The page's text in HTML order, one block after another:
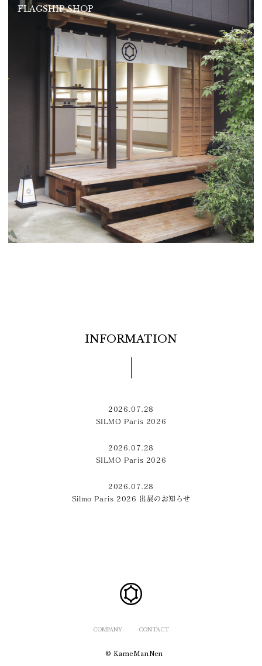
FLAGSHIP SHOP
INFORMATION
2026.07.28
SILMO Paris 2026
2026.07.28
SILMO Paris 2026
2026.07.28
Silmo Paris 2026 出展のお知らせ
COMPANY CONTACT
© KameManNen